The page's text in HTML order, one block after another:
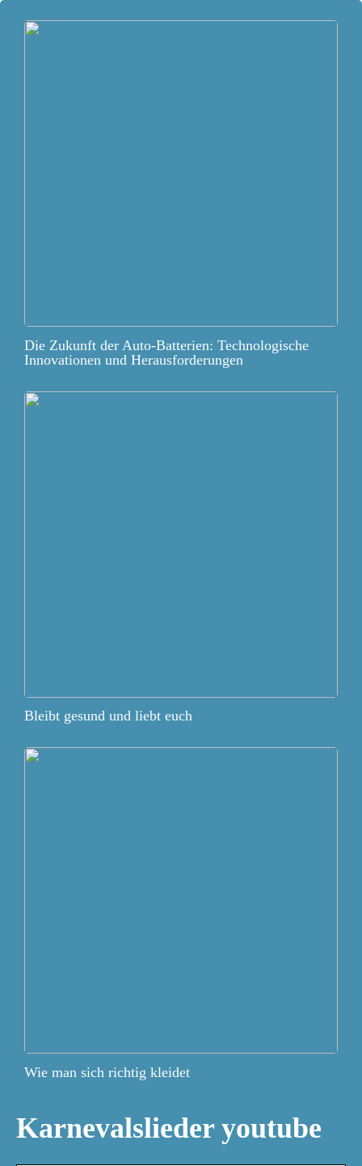
Die Zukunft der Auto-Batterien: Technologische
Innovationen und Herausforderungen
Bleibt gesund und liebt euch
Wie man sich richtig kleidet
Karnevalslieder youtube